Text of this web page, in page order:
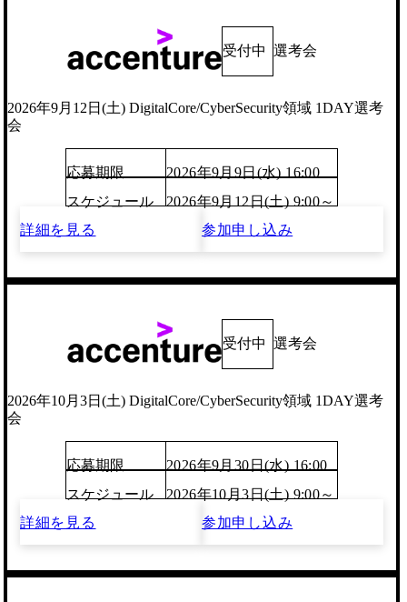
受付中 選考会
2026年9月12日(土) DigitalCore/CyberSecurity領域 1DAY選考
会
応募期限
2026年9月9日(水) 16:00
スケジュール
2026年9月12日(土) 9:00～
詳細を見る
参加申し込み
受付中 選考会
2026年10月3日(土) DigitalCore/CyberSecurity領域 1DAY選考
会
応募期限
2026年9月30日(水) 16:00
スケジュール
2026年10月3日(土) 9:00～
詳細を見る
参加申し込み